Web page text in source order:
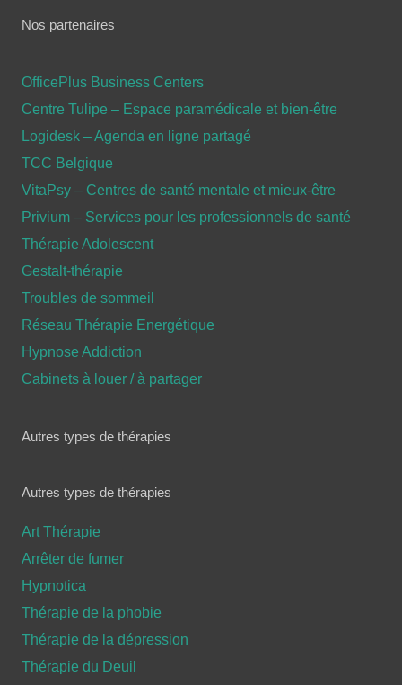
Nos partenaires
OfficePlus Business Centers
Centre Tulipe – Espace paramédicale et bien-être
Logidesk – Agenda en ligne partagé
TCC Belgique
VitaPsy – Centres de santé mentale et mieux-être
Privium – Services pour les professionnels de santé
Thérapie Adolescent
Gestalt-thérapie
Troubles de sommeil
Réseau Thérapie Energétique
Hypnose Addiction
Cabinets à louer / à partager
Autres types de thérapies
Autres types de thérapies
Art Thérapie
Arrêter de fumer
Hypnotica
Thérapie de la phobie
Thérapie de la dépression
Thérapie du Deuil